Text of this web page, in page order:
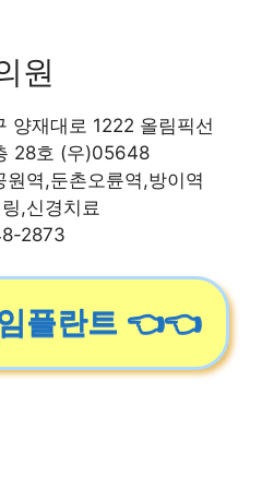
원
양재대로 1222 올림픽선
28호 (우)05648
원역,둔촌오륜역,방이역
,신경치료
2873
플란트 👈👈